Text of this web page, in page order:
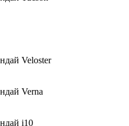
Veloster
Verna
i10